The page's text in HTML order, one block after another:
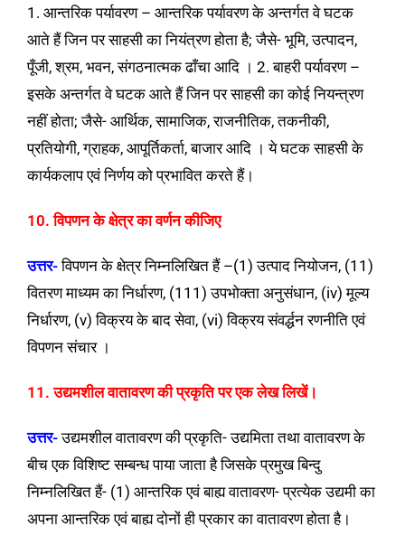
1. आन्तरिक पर्यावरण – आन्तरिक पर्यावरण के अन्तर्गत वे घटक
आते हैं जिन पर साहसी का नियंत्रण होता है; जैसे- भूमि, उत्पादन,
पूँजी, श्रम, भवन, संगठनात्मक ढाँचा आदि । 2.बाहरी पर्यावरण –
इसके अन्तर्गत वे घटक आते हैं जिन पर साहसी का कोई नियन्त्रण
नहीं होता; जैसे- आर्थिक, सामाजिक, राजनीतिक, तकनीकी,
प्रतियोगी, ग्राहक, आपूर्तिकर्ता, बाजार आदि । ये घटक साहसी के
कार्यकलाप एवं निर्णय को प्रभावित करते हैं।
10. विपणन के क्षेत्र का वर्णन कीजिए
उत्तर-विपणन के क्षेत्र निम्नलिखित हैं –(1) उत्पाद नियोजन, (11)
वितरण माध्यम का निर्धारण, (111) उपभोक्ता अनुसंधान, (iv) मूल्य
निर्धारण, (v) विक्रय के बाद सेवा, (vi) विक्रय संवर्द्धन रणनीति एवं
विपणन संचार ।
11. उद्यमशील वातावरण की प्रकृति पर एक लेख लिखें।
उत्तर-उद्यमशील वातावरण की प्रकृति- उद्यमिता तथा वातावरण के
बीच एक विशिष्ट सम्बन्ध पाया जाता है जिसके प्रमुख बिन्दु
निम्नलिखित हैं- (1) आन्तरिक एवं बाह्य वातावरण- प्रत्येक उद्यमी का
अपना आन्तरिक एवं बाह्य दोनों ही प्रकार का वातावरण होता है।